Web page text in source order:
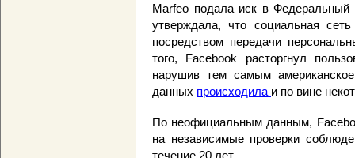
Marfeo подала иск в
утверждала, что социальная
посредством передачи
того, Facebook расторгнул
нарушив тем самым
данных происходила и по вине
По неофициальным данным,
на независимые проверки